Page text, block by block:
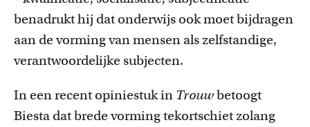
benadrukt hij dat onderwijs ook moet bijdragen
aan de vorming van mensen als zelfstandige,
verantwoordelijke subjecten.
In een recent opiniestuk in Trouwbetoogt
Biesta dat brede vorming tekortschiet zolang